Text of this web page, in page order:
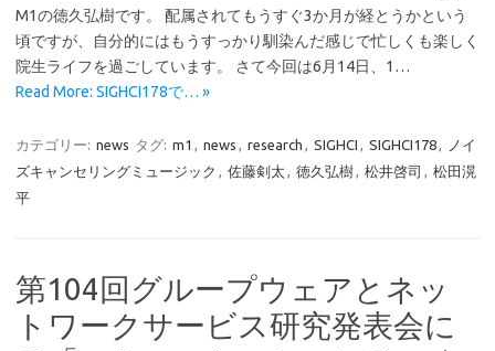
M1の徳久弘樹です。 配属されてもうすぐ3か月が経とうかという
頃ですが、自分的にはもうすっかり馴染んだ感じで忙しくも楽しく
院生ライフを過ごしています。 さて今回は6月14日、1…
Read More: SIGHCI178で… »
カテゴリー: news タグ: m1 news research SIGHCI SIGHCI178
ノイ
ズキャンセリングミュージック
佐藤剣太 徳久弘樹 松井啓司
松田滉
平
第104回グループウェアとネッ
トワークサービス研究発表会に